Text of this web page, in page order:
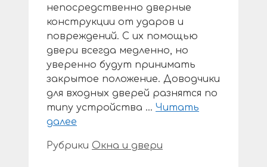
непосредственно дверные
конструкции от ударов и
повреждений. С их помощью
двери всегда медленно, но
уверенно будут принимать
закрытое положение. Доводчики
для входных дверей разнятся по
типу устройства … Читать
далее
Рубрики Окна и двери